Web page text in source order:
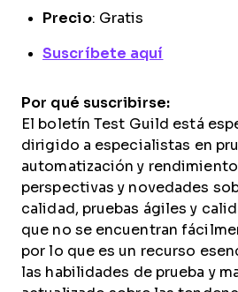
Precio: Gratis
Suscríbete aquí
Por qué suscribirse:
El boletín Test Guild está
dirigido a especialistas en
automatización y
perspectivas y novedades
calidad, pruebas ágiles y
que no se encuentran
por lo que es un recurso
las habilidades de prueba y